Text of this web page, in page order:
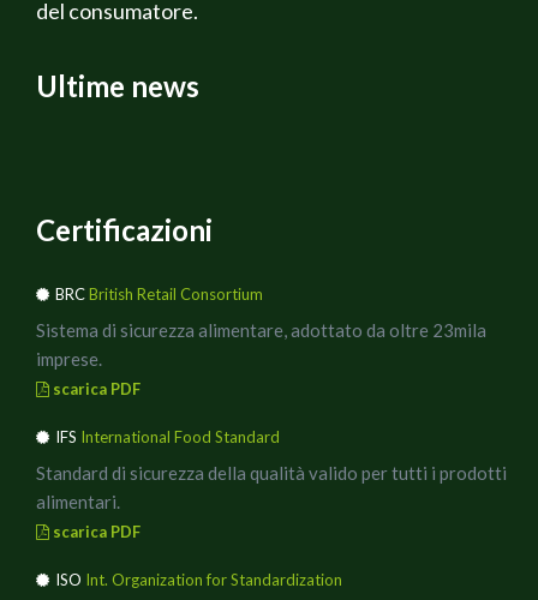
Ungiamo una teglia ed adagiamoci l`impasto. Facciamo
le olive, saliamo leggermente ed aggiungiamo altro olio.
Cuociamo la focaccia nel forno preriscaldato a 200°C
del consumatore.
Ultime news
Certificazioni
BRCBritish Retail Consortium
Sistema di sicurezza alimentare, adottato da oltre 23mila
imprese.
scarica PDF
IFS International Food Standard
Standard di sicurezza della qualità valido per tutti i prodotti
alimentari.
scarica PDF
ISO Int. Organization for Standardization